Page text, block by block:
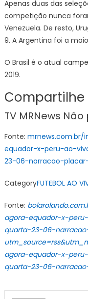
Apenas duas das
competição nunca
Venezuela. De resto,
9. A Argentina foi a
O Brasil é o atual
2019.
Compartilhe
TV MRNews
Fonte: mrnews.com.br/
equador-x-peru-ao-
23-06-narracao-
CategoryFUTEBOL AO
Fonte:
agora-equador-x-
quarta-23-06-
agora-equador-x-
quarta-23-06-